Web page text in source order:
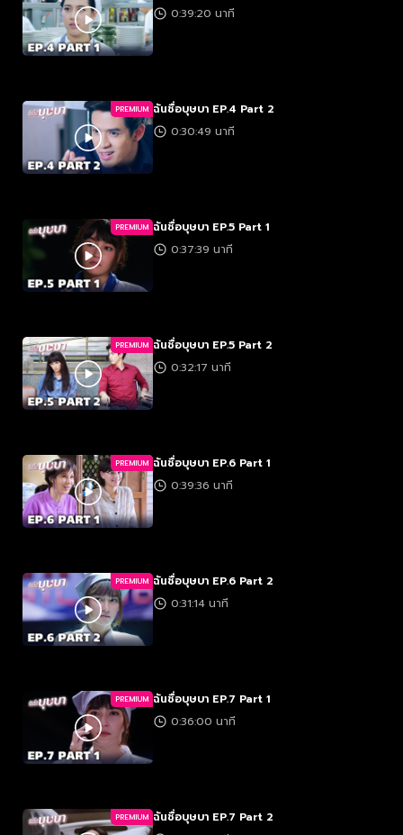
0:39:20 นาที
PREMIUM ฉันชื่อบุษบา EP.4 Part 2
0:30:49 นาที
PREMIUM ฉันชื่อบุษบา EP.5 Part 1
0:37:39 นาที
PREMIUM ฉันชื่อบุษบา EP.5 Part 2
0:32:17 นาที
PREMIUM ฉันชื่อบุษบา EP.6 Part 1
0:39:36 นาที
PREMIUM ฉันชื่อบุษบา EP.6 Part 2
0:31:14 นาที
PREMIUM ฉันชื่อบุษบา EP.7 Part 1
0:36:00 นาที
PREMIUM ฉันชื่อบุษบา EP.7 Part 2